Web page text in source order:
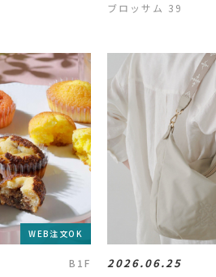
ブロッサム 39
WEB注文OK
B1F 2026.06.25